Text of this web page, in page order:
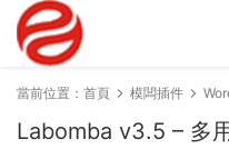
當前位置： 首頁 模闆插件
Labomba v3.5 – 多